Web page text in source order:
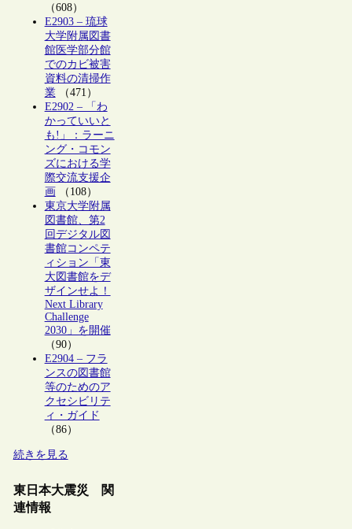
（608）
E2903 – 琉球
大学附属図書
館医学部分館
でのカビ被害
資料の清掃作
業（471）
E2902 – 「わ
かっていいと
も!」：ラーニ
ング・コモン
ズにおける学
際交流支援企
画（108）
東京大学附属
図書館、第2
回デジタル図
書館コンペテ
ィション「東
大図書館をデ
ザインせよ！
Next Library
Challenge
2030」を開催
（90）
E2904 – フラ
ンスの図書館
等のためのア
クセシビリテ
ィ・ガイド
（86）
続きを見る
東日本大震災 関
連情報